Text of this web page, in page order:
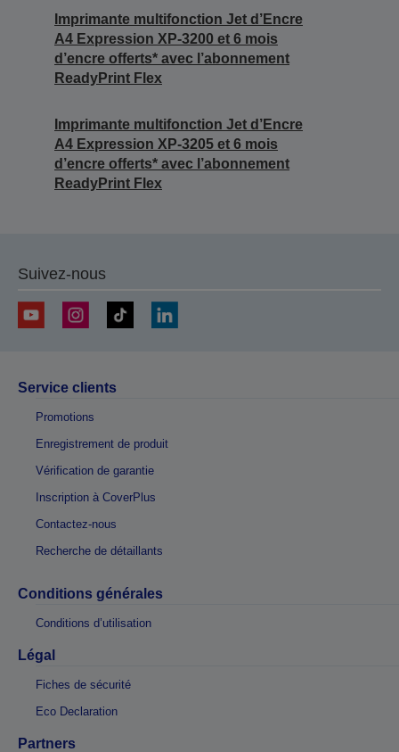
Imprimante multifonction Jet d’Encre
A4 Expression XP-3200 et 6 mois
d’encre offerts* avec l’abonnement
ReadyPrint Flex
Imprimante multifonction Jet d’Encre
A4 Expression XP-3205 et 6 mois
d’encre offerts* avec l’abonnement
ReadyPrint Flex
Suivez-nous
Service clients
Promotions
Enregistrement de produit
Vérification de garantie
Inscription à CoverPlus
Contactez-nous
Recherche de détaillants
Conditions générales
Conditions d’utilisation
Légal
Fiches de sécurité
Eco Declaration
Partners